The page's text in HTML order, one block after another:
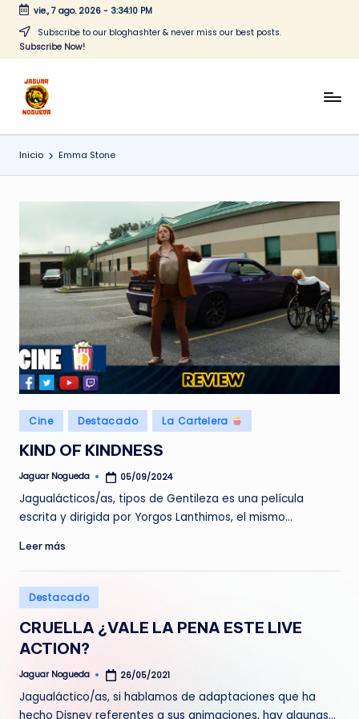
Saltar
vie., 7 ago. 2026- 3:34:10 PM
Subscribe to our bloghashter & never miss our best posts.
Subscribe Now!
J
a
g
r
N
o
u
e
d
a
CONTENIDO
Inicio Emma Stone
Publicado
en
Cine Destacado La Cartelera
KIND OF KINDNESS
Publicado
Jaguar Nogueda 05/09/2024
Jagualácticos/as, tipos de Gentileza es una película
escrita y dirigida por Yorgos Lanthimos, el mismo…
Leer más
Publicado
en
Destacado
CRUELLA ¿VALE LA PENA ESTE LIVE
ACTION?
Publicado
Jaguar Nogueda 26/05/2021
Jagualáctico/as, si hablamos de adaptaciones que ha
hecho Disney referentes a sus animaciones, hay algunas…